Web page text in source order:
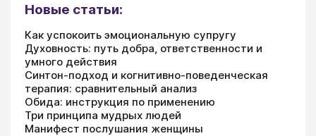
Новые статьи:
Как успокоить эмоциональную супругу
Духовность: путь добра, ответственности и
умного действия
Синтон-подход и когнитивно-поведенческая
терапия: сравнительный анализ
Обида: инструкция по применению
Три принципа мудрых людей
Манифест послушания женщины